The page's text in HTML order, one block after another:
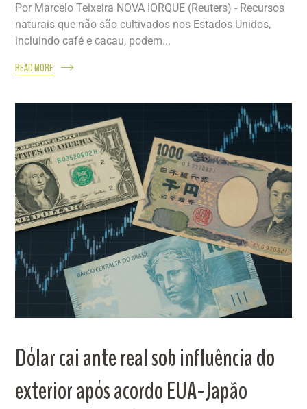
Por Marcelo Teixeira NOVA IORQUE (Reuters) - Recursos
naturais que não são cultivados nos Estados Unidos,
incluindo café e cacau, podem...
READ MORE
Dólar cai ante real sob influência do
exterior após acordo EUA-Japão